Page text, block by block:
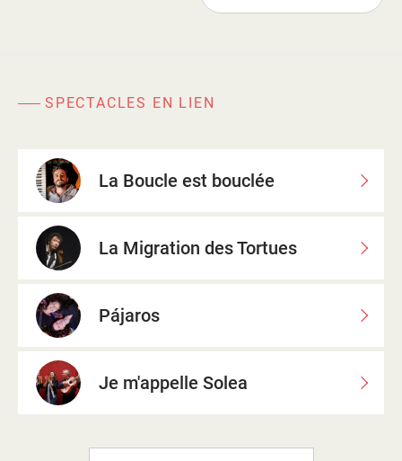
SPECTACLES EN LIEN
La Boucle est bouclée
La Migration des Tortues
Pájaros
Je m'appelle Solea